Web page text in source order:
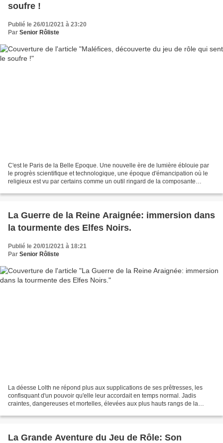
soufre !
Publié le 26/01/2021 à 23:20
Par Senior Rôliste
C'est le Paris de la Belle Epoque. Une nouvelle ère de lumière éblouie par
le progrès scientifique et technologique, une époque d'émancipation où le
religieux est vu par certains comme un outil ringard de la composante
La Guerre de la Reine Araignée: immersion dans
la tourmente des Elfes Noirs.
Publié le 20/01/2021 à 18:21
Par Senior Rôliste
La déesse Lolth ne répond plus aux supplications de ses prêtresses, les
confisquant d'un pouvoir qu'elle leur accordait en temps normal. Jadis
craintes, dangereuses et mortelles, élevées aux plus hauts rangs de la
La Grande Aventure du Jeu de Rôle: Son